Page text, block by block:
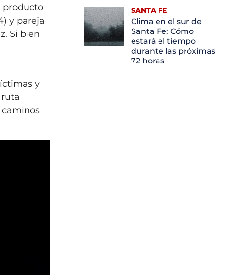
producto
y pareja
Si bien
y
caminos
SANTA FE
Clima en el sur de
Santa Fe: Cómo
estará el tiempo
durante las próximas
72 horas